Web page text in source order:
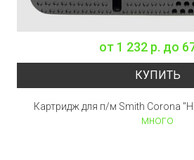
от 1 232 р. до
КУПИТЬ
Картридж для п/м Smith Corona
много